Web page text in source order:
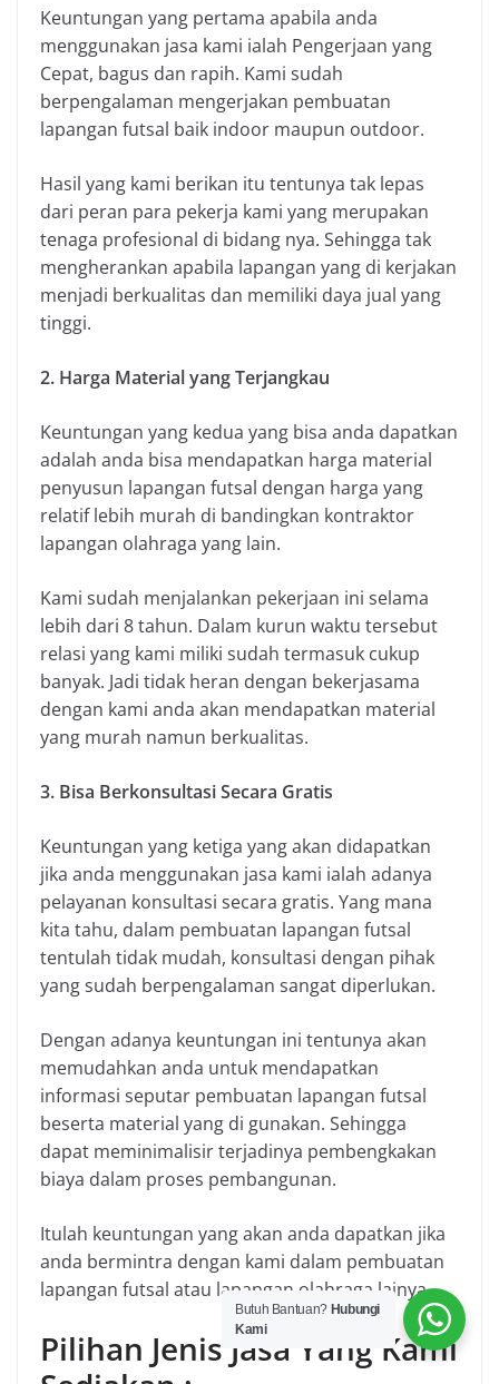
Keuntungan yang pertama apabila anda
menggunakan jasa kami ialah Pengerjaan yang
Cepat, bagus dan rapih. Kami sudah
berpengalaman mengerjakan pembuatan
lapangan futsal baik indoor maupun outdoor.
Hasil yang kami berikan itu tentunya tak lepas
dari peran para pekerja kami yang merupakan
tenaga profesional di bidang nya. Sehingga tak
mengherankan apabila lapangan yang di kerjakan
menjadi berkualitas dan memiliki daya jual yang
tinggi.
2. Harga Material yang Terjangkau
Keuntungan yang kedua yang bisa anda dapatkan
adalah anda bisa mendapatkan harga material
penyusun lapangan futsal dengan harga yang
relatif lebih murah di bandingkan kontraktor
lapangan olahraga yang lain.
Kami sudah menjalankan pekerjaan ini selama
lebih dari 8 tahun. Dalam kurun waktu tersebut
relasi yang kami miliki sudah termasuk cukup
banyak. Jadi tidak heran dengan bekerjasama
dengan kami anda akan mendapatkan material
yang murah namun berkualitas.
3. Bisa Berkonsultasi Secara Gratis
Keuntungan yang ketiga yang akan didapatkan
jika anda menggunakan jasa kami ialah adanya
pelayanan konsultasi secara gratis. Yang mana
kita tahu, dalam pembuatan lapangan futsal
tentulah tidak mudah, konsultasi dengan pihak
yang sudah berpengalaman sangat diperlukan.
Dengan adanya keuntungan ini tentunya akan
memudahkan anda untuk mendapatkan
informasi seputar pembuatan lapangan futsal
beserta material yang di gunakan. Sehingga
dapat meminimalisir terjadinya pembengkakan
biaya dalam proses pembangunan.
Itulah keuntungan yang akan anda dapatkan jika
anda bermintra dengan kami dalam pembuatan
lapangan futsal atau lapangan olahraga lainya.
Pilihan Jenis Jasa Yang Kami
Butuh Bantuan? Hubungi
Kami